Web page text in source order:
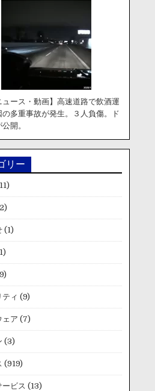
ュース・動画】高速道路で飲酒運
の多重事故が発生。３人負傷。ド
開。
リー
(1)
ティ (9)
ェア (7)
(3)
(919)
ービス (13)